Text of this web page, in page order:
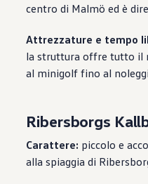
centro di Malmö ed è
Attrezzature e tempo
la struttura offre tutto il
al minigolf fino al
Ribersborgs
Carattere: piccolo e
alla spiaggia di